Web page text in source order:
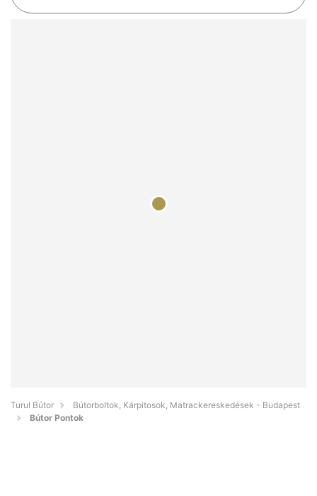
Turul Bútor
Bútorboltok, Kárpitosok, Matrackereskedések - Budapest
Bútor Pontok